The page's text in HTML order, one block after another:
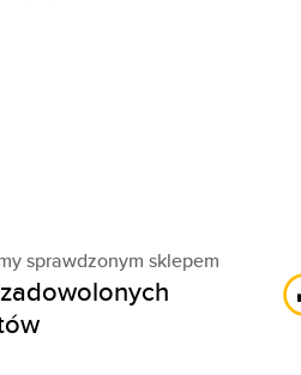
sprawdzonym sklepem